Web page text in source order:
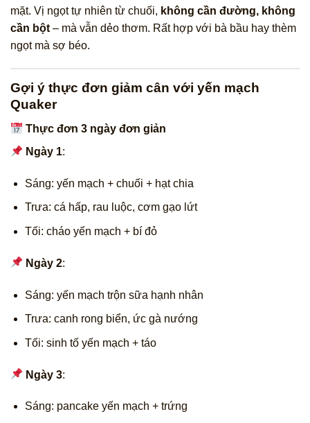
mặt. Vị ngọt tự nhiên từ chuối, không cần đường, không
cần bột – mà vẫn dẻo thơm. Rất hợp với bà bầu hay thèm
ngọt mà sợ béo.
Gợi ý thực đơn giảm cân với yến mạch
Quaker
Thực đơn 3 ngày đơn giản
Ngày 1:
Sáng: yến mạch + chuối + hạt chia
Trưa: cá hấp, rau luộc, cơm gạo lứt
Tối: cháo yến mạch + bí đỏ
Ngày 2:
Sáng: yến mạch trộn sữa hạnh nhân
Trưa: canh rong biển, ức gà nướng
Tối: sinh tố yến mạch + táo
Ngày 3:
Sáng: pancake yến mạch + trứng